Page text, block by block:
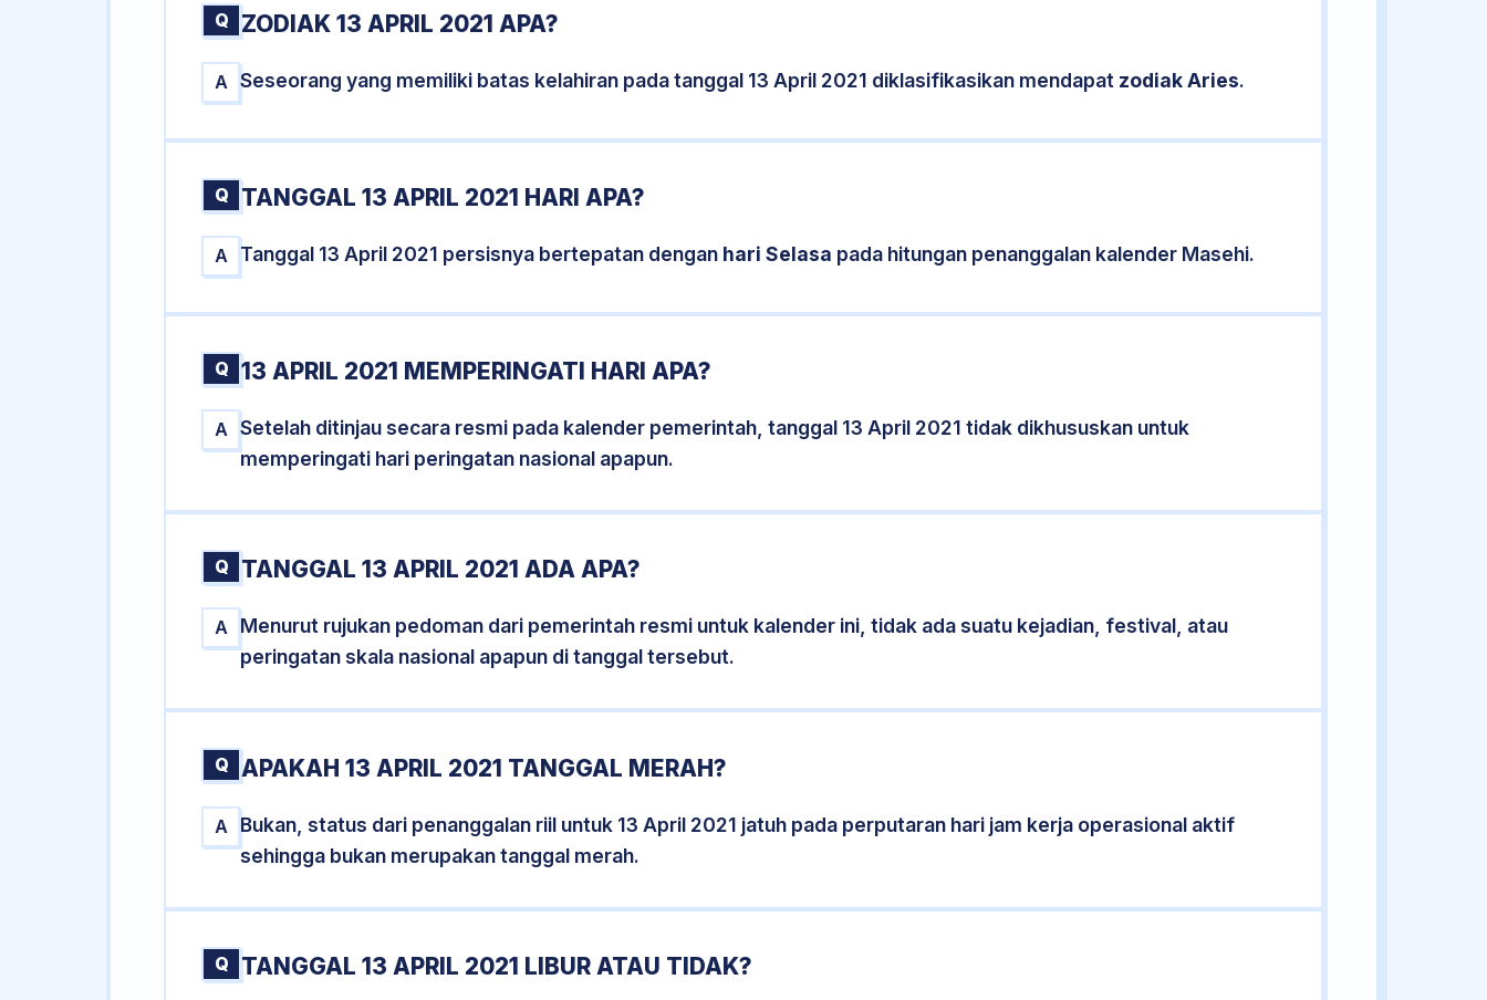
Q ZODIAK 13 APRIL 2021 APA?
A Seseorang yang memiliki batas kelahiran pada tanggal 13 April 2021 diklasifikasikan mendapat zodiak Aries.
Q TANGGAL 13 APRIL 2021 HARI APA?
A Tanggal 13 April 2021 persisnya bertepatan dengan hari Selasa pada hitungan penanggalan kalender Masehi.
Q 13 APRIL 2021 MEMPERINGATI HARI APA?
A
Setelah ditinjau secara resmi pada kalender pemerintah, tanggal 13 April 2021 tidak dikhususkan untuk
memperingati hari peringatan nasional apapun.
Q TANGGAL 13 APRIL 2021 ADA APA?
A
Menurut rujukan pedoman dari pemerintah resmi untuk kalender ini, tidak ada suatu kejadian, festival, atau
peringatan skala nasional apapun di tanggal tersebut.
Q APAKAH 13 APRIL 2021 TANGGAL MERAH?
A
Bukan, status dari penanggalan riil untuk 13 April 2021 jatuh pada perputaran hari jam kerja operasional aktif
sehingga bukan merupakan tanggal merah.
Q TANGGAL 13 APRIL 2021 LIBUR ATAU TIDAK?